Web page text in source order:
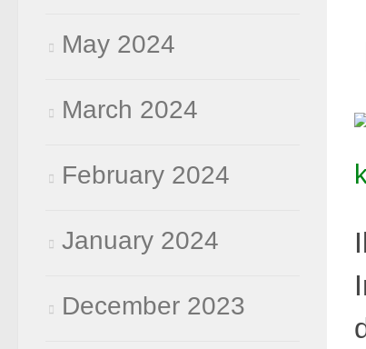
May 2024
March 2024
February 2024
January 2024
December 2023